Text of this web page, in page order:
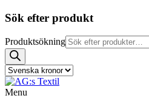
Sök efter produkt
Produktsökning
Menu